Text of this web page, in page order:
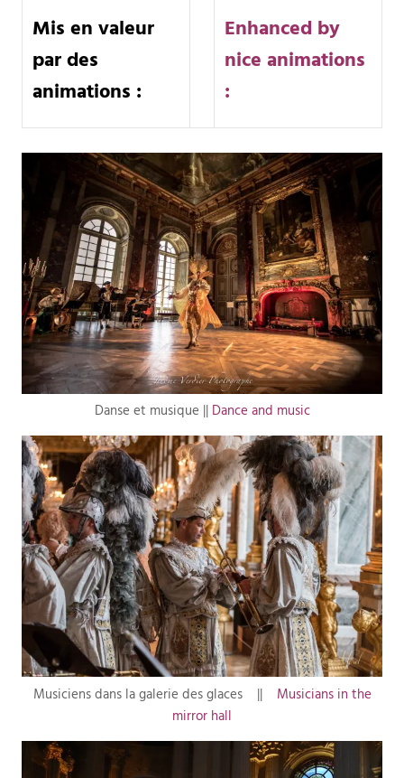
Mis en valeur
par des
animations :
Enhanced by
nice animations
:
Danse et musique || Dance and music
Musiciens dans la galerie des glaces || Musicians in the
mirror hall